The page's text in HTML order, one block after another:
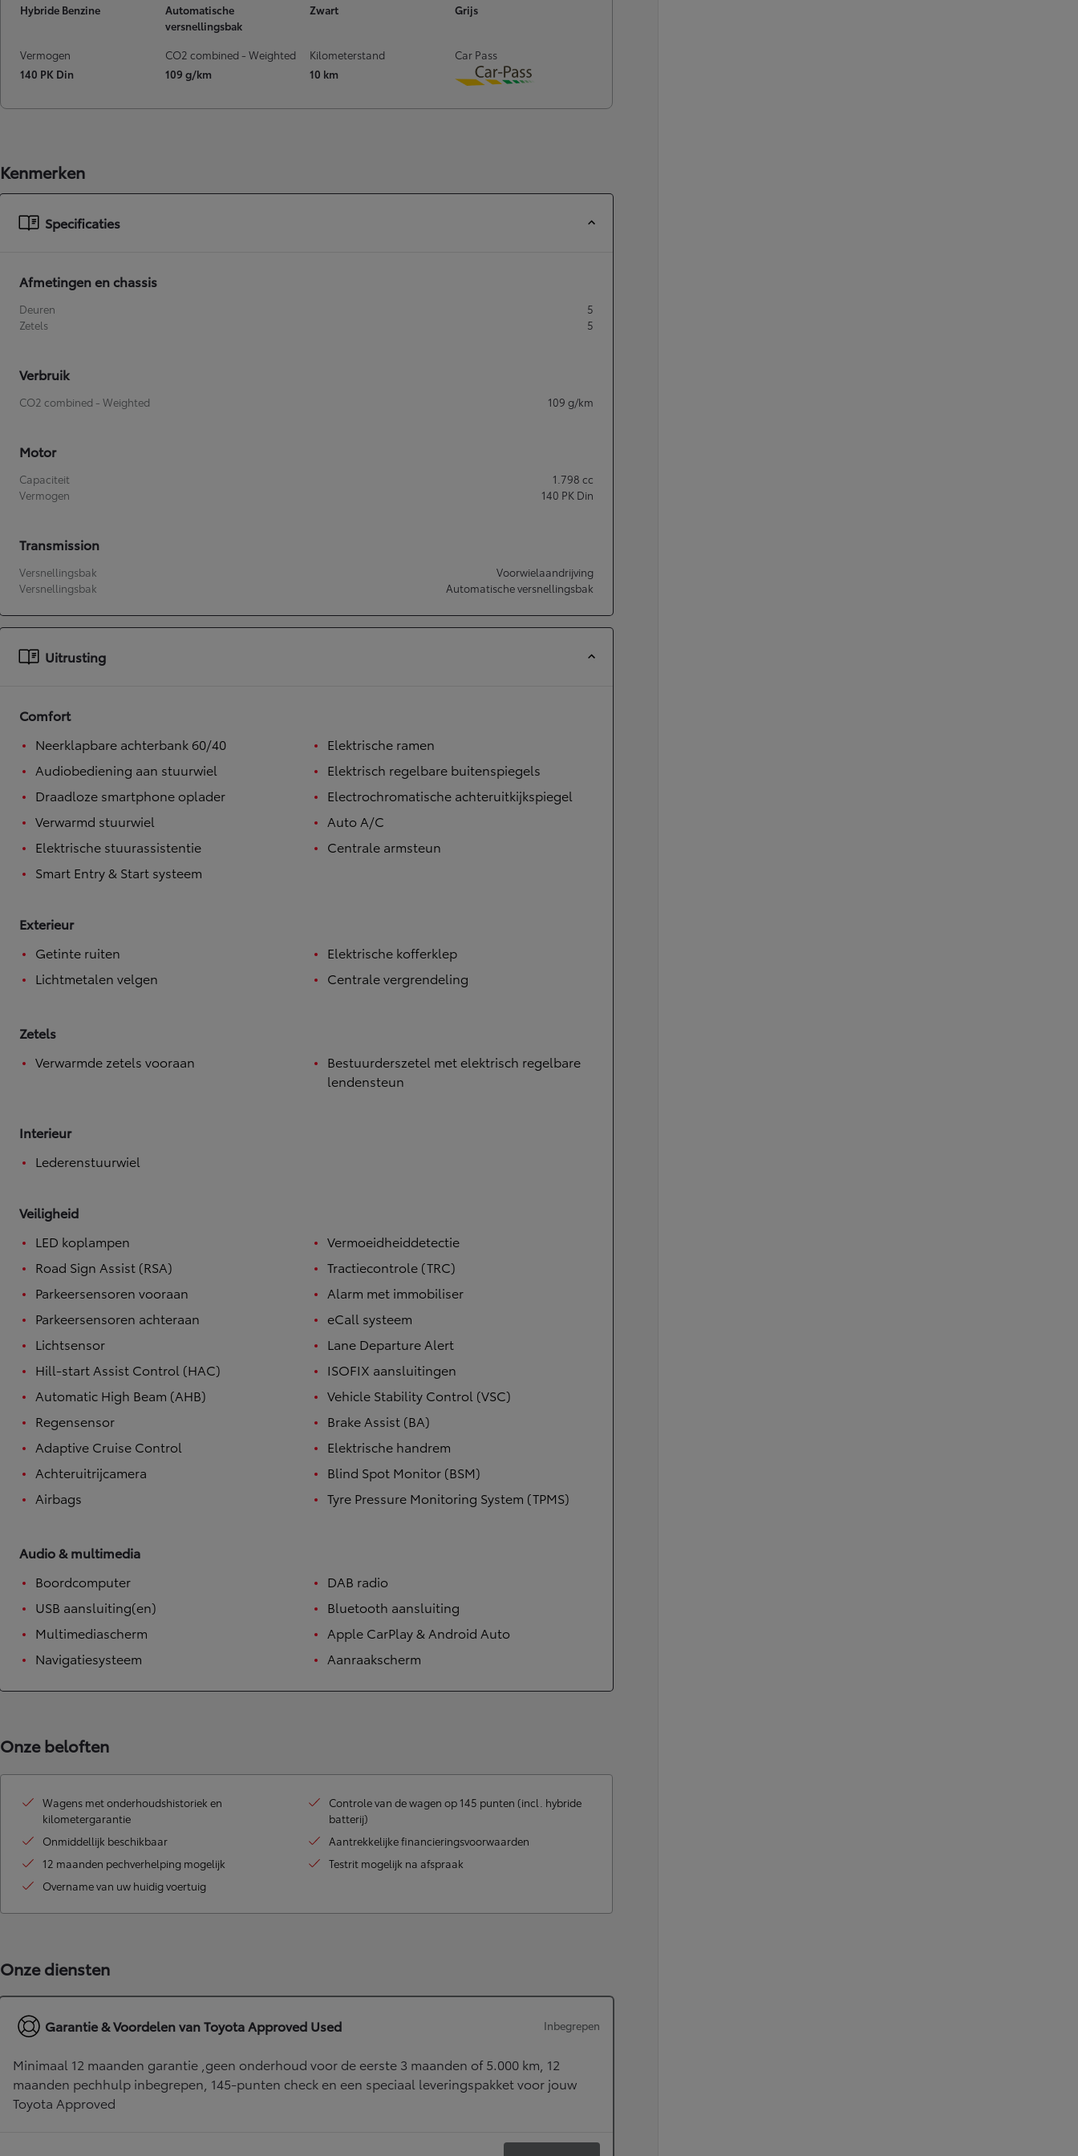
Vanaf
Toyota C-HR
HYBRIDE
of financiering vanaf
Corolla Touring Sports
HYBRIDE
of financiering vanaf
LAND CRUISER 250
Hybride Benzine
Automatische
versnellingsbak
Zwart
Grijs
Vermogen
140 PK Din
CO2 combined - Weighted
109 g/km
Kilometerstand
10 km
Car Pass
Download
Kenmerken
Specificaties
Afmetingen en chassis
Deuren
5
Zetels
5
Verbruik
CO2 combined - Weighted 109 g/km
Motor
Capaciteit 1.798 cc
Vermogen
140 PK Din
Transmission
Versnellingsbak
Voorwielaandrijving
Versnellingsbak
Automatische versnellingsbak
Uitrusting
Comfort
Neerklapbare achterbank 60/40
Audiobediening aan stuurwiel
Draadloze smartphone oplader
Verwarmd stuurwiel
Elektrische stuurassistentie
Smart Entry & Start systeem
Elektrische ramen
Elektrisch regelbare buitenspiegels
Electrochromatische achteruitkijkspiegel
Auto A/C
Centrale armsteun
Exterieur
Getinte ruiten
Lichtmetalen velgen
Elektrische kofferklep
Centrale vergrendeling
Zetels
Verwarmde zetels vooraan
Bestuurderszetel met elektrisch regelbare
lendensteun
Interieur
Lederenstuurwiel
Veiligheid
LED koplampen
Road Sign Assist (RSA)
Parkeersensoren vooraan
Parkeersensoren achteraan
Lichtsensor
Hill-start Assist Control (HAC)
Automatic High Beam (AHB)
Regensensor
Adaptive Cruise Control
Achteruitrijcamera
Airbags
Vermoeidheiddetectie
Tractiecontrole (TRC)
Alarm met immobiliser
eCall systeem
Lane Departure Alert
ISOFIX aansluitingen
Vehicle Stability Control (VSC)
Brake Assist (BA)
Elektrische handrem
Blind Spot Monitor (BSM)
Tyre Pressure Monitoring System (TPMS)
Audio & multimedia
Boordcomputer
USB aansluiting(en)
Multimediascherm
Navigatiesysteem
DAB radio
Bluetooth aansluiting
Apple CarPlay & Android Auto
Aanraakscherm
Onze beloften
Wagens met onderhoudshistoriek en
kilometergarantie
Controle van de wagen op 145 punten (incl. hybride
batterij)
Onmiddellijk beschikbaar
Aantrekkelijke financieringsvoorwaarden
12 maanden pechverhelping mogelijk
Testrit mogelijk na afspraak
Overname van uw huidig voertuig
Onze diensten
Garantie & Voordelen van Toyota Approved Used Inbegrepen
Minimaal 12 maanden garantie ,geen onderhoud voor de eerste 3 maanden of 5.000 km, 12
maanden pechhulp inbegrepen, 145-punten check en een speciaal leveringspakket voor jouw
Toyota Approved